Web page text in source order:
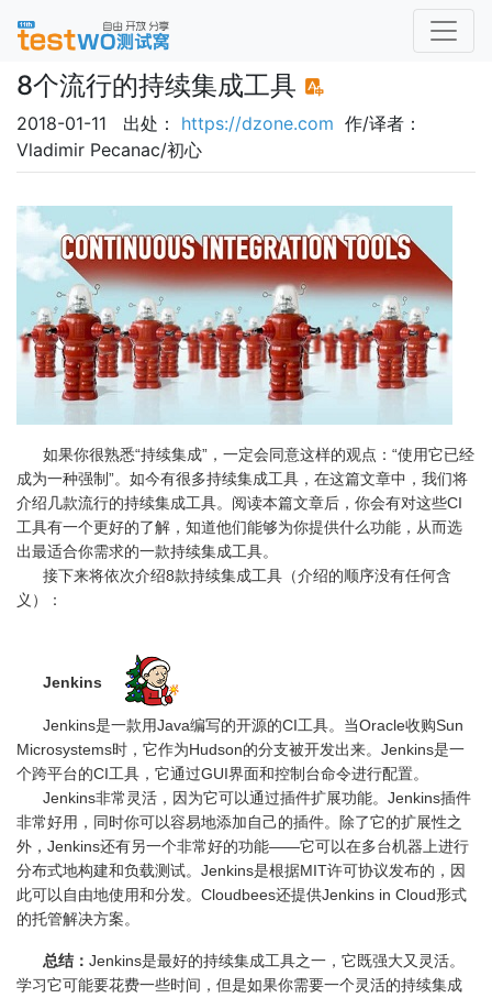
8个流行的持续集成工具
2018-01-11 出处： https://dzone.com 作/译者：
Vladimir Pecanac/初心
如果你很熟悉“持续集成”，一定会同意这样的观点：“使用它已经
成为一种强制”。如今有很多持续集成工具，在这篇文章中，我们将
介绍几款流行的持续集成工具。阅读本篇文章后，你会有对这些CI
工具有一个更好的了解，知道他们能够为你提供什么功能，从而选
出最适合你需求的一款持续集成工具。
接下来将依次介绍8款持续集成工具（介绍的顺序没有任何含
义）：
Jenkins
Jenkins是一款用Java编写的开源的CI工具。当Oracle收购Sun
Microsystems时，它作为Hudson的分支被开发出来。Jenkins是一
个跨平台的CI工具，它通过GUI界面和控制台命令进行配置。
Jenkins非常灵活，因为它可以通过插件扩展功能。Jenkins插件
非常好用，同时你可以容易地添加自己的插件。除了它的扩展性之
外，Jenkins还有另一个非常好的功能——它可以在多台机器上进行
分布式地构建和负载测试。Jenkins是根据MIT许可协议发布的，因
此可以自由地使用和分发。Cloudbees还提供Jenkins in Cloud形式
的托管解决方案。
总结： Jenkins是最好的持续集成工具之一，它既强大又灵活。
学习它可能要花费一些时间，但是如果你需要一个灵活的持续集成